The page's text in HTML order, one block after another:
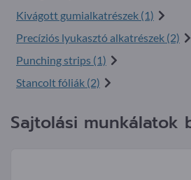
Kivágott gumialkatrészek (1)
Precíziós lyukasztó alkatrészek (2)
Punching strips (1)
Stancolt fóliák (2)
Sajtolási munkálatok